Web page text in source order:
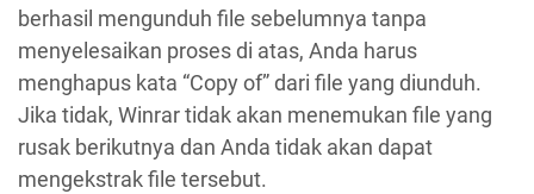
berhasil mengunduh file sebelumnya tanpa
menyelesaikan proses di atas, Anda harus
menghapus kata “Copy of” dari file yang diunduh.
Jika tidak, Winrar tidak akan menemukan file yang
rusak berikutnya dan Anda tidak akan dapat
mengekstrak file tersebut.